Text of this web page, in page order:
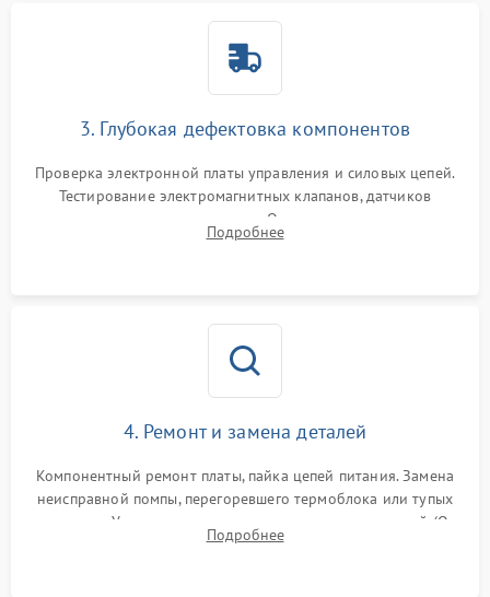
3. Глубокая дефектовка компонентов
Проверка электронной платы управления и силовых цепей.
Тестирование электромагнитных клапанов, датчиков
температуры и расходомера. Оценка степени износа
жерновов кофемолки, уплотнительных колец гидросистемы
Подробнее
4. Ремонт и замена деталей
Компонентный ремонт платы, пайка цепей питания. Замена
неисправной помпы, перегоревшего термоблока или тупых
жерновов. Установка новых силиконовых уплотнителей (O-
ring) и тефлоновых трубок для надежного устранения
Подробнее